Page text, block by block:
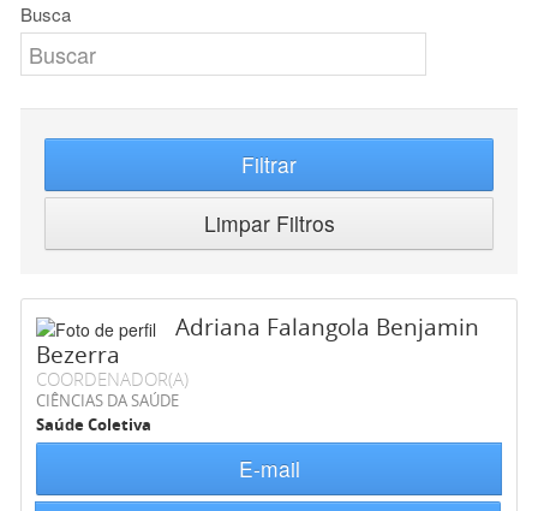
Busca
Filtrar
Limpar Filtros
Adriana Falangola Benjamin
Bezerra
COORDENADOR(A)
CIÊNCIAS DA SAÚDE
Saúde Coletiva
E-mail